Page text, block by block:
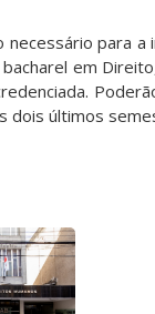
para
em
dois últimos